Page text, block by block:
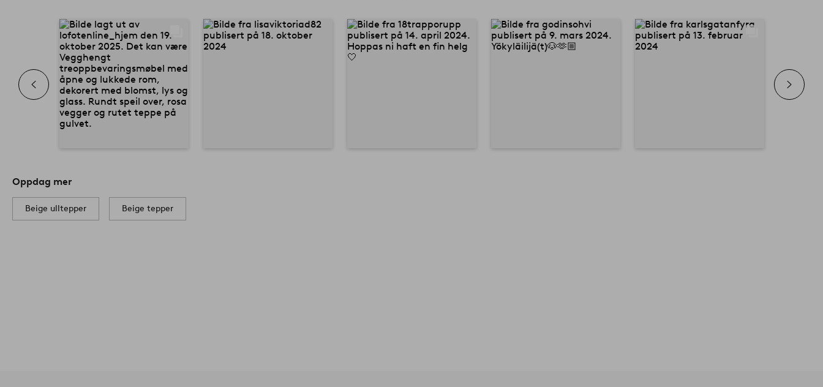
Oppdag mer
Beige ulltepper Beige tepper